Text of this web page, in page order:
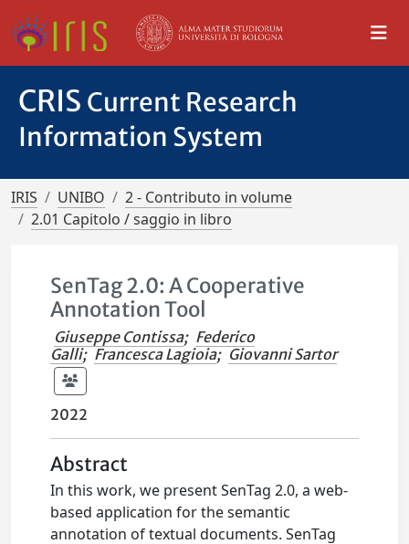
CRIS Current Research
Information System
IRIS UNIBO
2 - Contributo in volume
2.01 Capitolo / saggio in libro
SenTag 2.0: A Cooperative
Annotation Tool
Giuseppe Contissa; Federico
Galli; Francesca Lagioia; Giovanni Sartor
2022
Abstract
In this work, we present SenTag 2.0, a web-
based application for the semantic
annotation of textual documents. SenTag